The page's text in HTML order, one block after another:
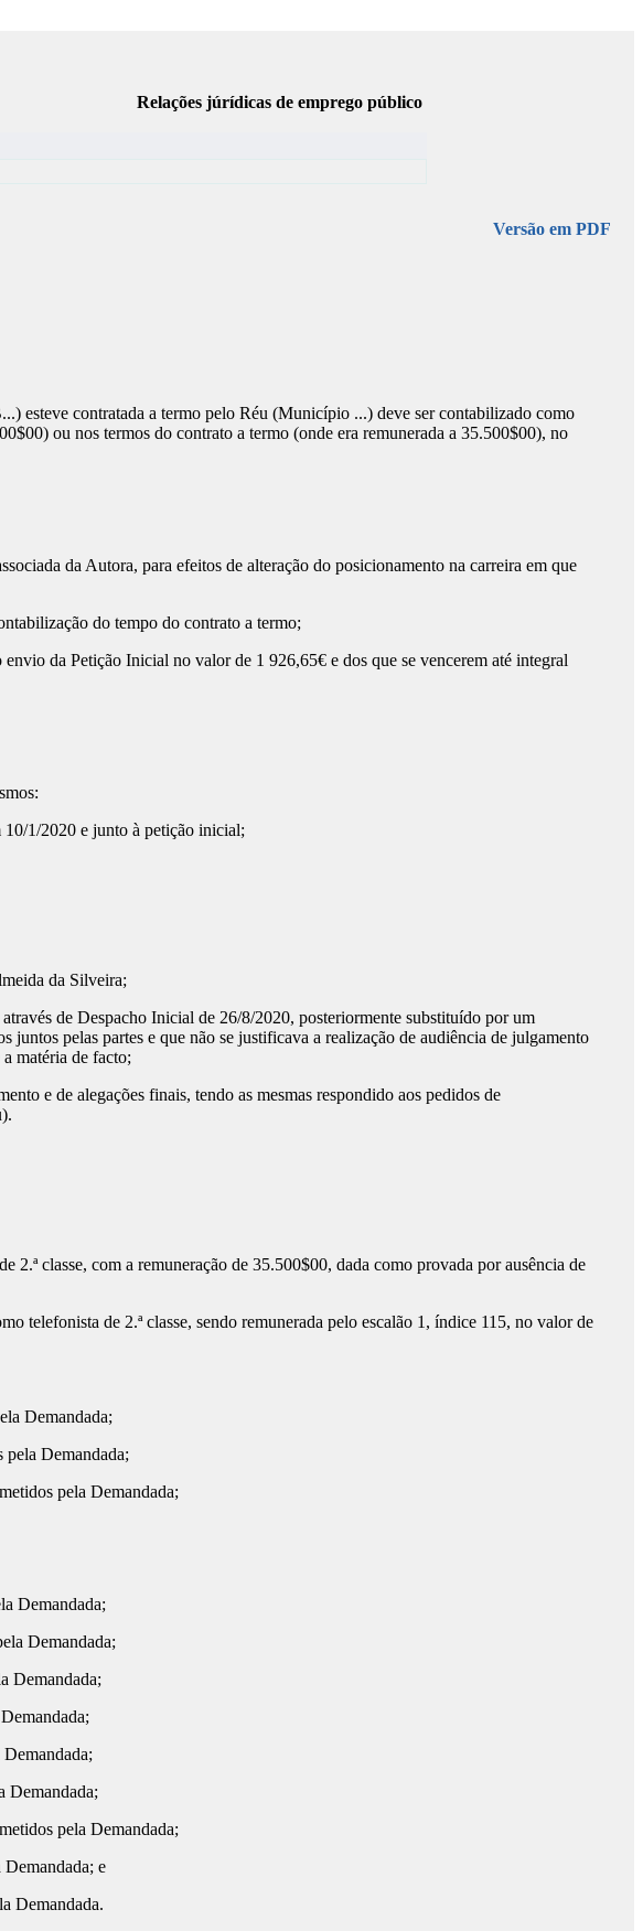
Relações júrídicas de emprego público
Versão em PDF
contratada a termo pelo Réu (Município ...) deve ser contabilizado como
ou nos termos do contrato a termo (onde era remunerada a 35.500$00), no
da Autora, para efeitos de alteração do posicionamento na carreira em que
do tempo do contrato a termo;
da Petição Inicial no valor de 1 926,65€ e dos que se vencerem até integral
1/2020 e junto à petição inicial;
da Silveira;
de Despacho Inicial de 26/8/2020, posteriormente substituído por um
pelas partes e que não se justificava a realização de audiência de julgamento
matéria de facto;
e de alegações finais, tendo as mesmas respondido aos pedidos de
classe, com a remuneração de 35.500$00, dada como provada por ausência de
de 2.ª classe, sendo remunerada pelo escalão 1, índice 115, no valor de
Demandada;
Demandada;
pela Demandada;
Demandada;
Demandada;
Demandada;
pela Demandada;
e
Demandada.